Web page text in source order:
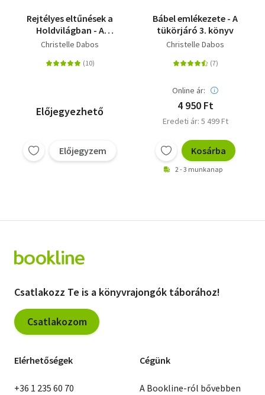
Rejtélyes eltűnések a
Holdvilágban - A
tükörjáró 2. könyv
Christelle Dabos
Előjegyezhető
Előjegyzem
Bábel emlékezete - A
tükörjáró 3. könyv
Christelle Dabos
Online ár:
4 950 Ft
Eredeti ár: 5 499 Ft
Kosárba
2 - 3 munkanap
Csatlakozz Te is a könyvrajongók táborához!
Csatlakozom
Elérhetőségek
+36 1 235 60 70
Cégünk
A Bookline-ról bővebben